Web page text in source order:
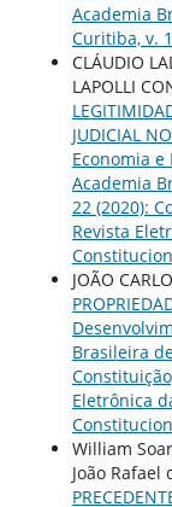
Academia
Curitiba, v.
CLÁUDIO
LAPOLLI
JUDICIAL
Economia
Academia
22 (2020):
Revista
JOÃO
Brasileira
Eletrônica
William
João Rafael